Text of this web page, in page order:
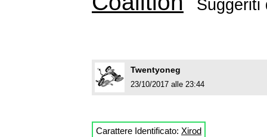
Twentyoneg
23/10/2017 alle 23:44
Carattere Identificato: Xirod